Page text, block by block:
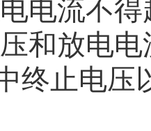
电流不
和放电
终止电压